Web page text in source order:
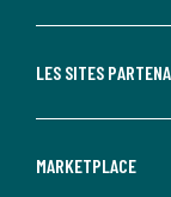
LES SITES
MARKETPLACE